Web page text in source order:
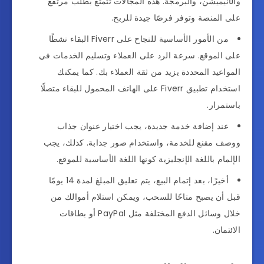
على المنصة وتوفر فرصًا جيدة للربح.
من الأمور الأساسية للنجاح على Fiverr البقاء نشطًا
على الموقع. سرعة الرد على العملاء وتسليم الخدمات في
المواعيد المحددة يزيد من ثقة العملاء بك. كما يمكنك
استخدام تطبيق Fiverr على الهاتف المحمول للبقاء متصلًا
باستمرار.
عند إضافة خدمة جديدة، يجب اختيار عنوان جذاب
ووصف مقنع للخدمة، واستخدام صور جذابة. كذلك، يجب
الإلمام باللغة الإنجليزية كونها اللغة الأساسية للموقع.
أخيرًا، بعد إتمام البيع، يتم تعليق المبلغ لمدة 14 يومًا
قبل أن يصبح متاحًا للسحب، ويمكن استلام أموالك من
خلال وسائل الدفع المختلفة مثل PayPal أو بطاقات
الائتمان.